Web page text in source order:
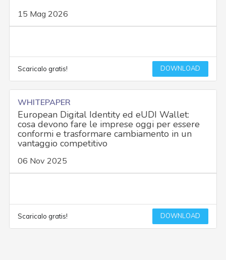
15 Mag 2026
Scaricalo gratis! DOWNLOAD
WHITEPAPER
European Digital Identity ed eUDI Wallet:
cosa devono fare le imprese oggi per essere
conformi e trasformare cambiamento in un
vantaggio competitivo
06 Nov 2025
Scaricalo gratis! DOWNLOAD